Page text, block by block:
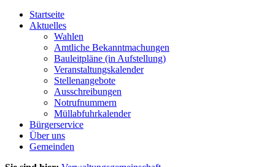
Startseite
Aktuelles
Wahlen
Amtliche Bekanntmachungen
Bauleitpläne (in Aufstellung)
Veranstaltungskalender
Stellenangebote
Ausschreibungen
Notrufnummern
Müllabfuhrkalender
Bürgerservice
Über uns
Gemeinden